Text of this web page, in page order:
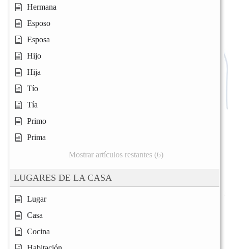
Hermana
Esposo
Esposa
Hijo
Hija
Tío
Tía
Primo
Prima
Mostrar artículos restantes (6)
LUGARES DE LA CASA
Lugar
Casa
Cocina